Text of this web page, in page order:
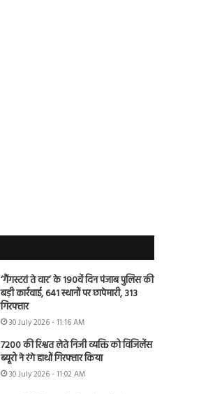
‘गैंगस्टरां ते वार’ के 190वें दिन पंजाब पुलिस की
बड़ी कार्रवाई, 641 स्थानों पर छापेमारी, 313
गिरफ्तार
30 July 2026 - 11:16 AM
7200 की रिश्वत लेते निजी व्यक्ति को विजिलेंस
ब्यूरो ने रंगे हाथों गिरफ्तार किया
30 July 2026 - 11:02 AM